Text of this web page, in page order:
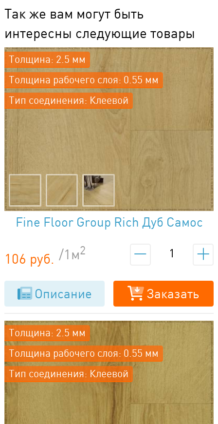
Так же вам могут быть
интересны следующие товары
Толщина: 2.5 мм
Толщина рабочего слоя: 0.55 мм
Тип соединения: Клеевой
Fine Floor Group Rich Дуб Самос
106 руб. /1м2
Описание Заказать
Толщина: 2.5 мм
Толщина рабочего слоя: 0.55 мм
Тип соединения: Клеевой